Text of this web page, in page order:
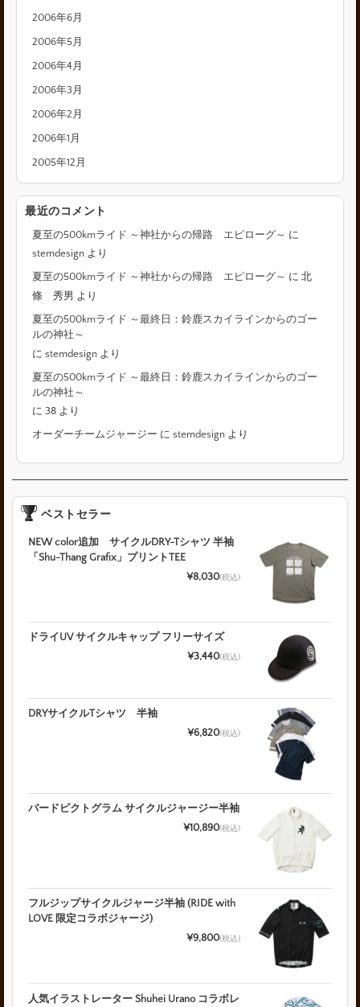
2006年6月
2006年5月
2006年4月
2006年3月
2006年2月
2006年1月
2005年12月
最近のコメント
夏至の500kmライド ～神社からの帰路 エピローグ～ に
stemdesign より
夏至の500kmライド ～神社からの帰路 エピローグ～ に北
條 秀男 より
夏至の500kmライド ～最終日：鈴鹿スカイラインからのゴー
ルの神社～
にstemdesign より
夏至の500kmライド ～最終日：鈴鹿スカイラインからのゴー
ルの神社～
に38 より
オーダーチームジャージー にstemdesign より
ベストセラー
NEW color追加 サイクルDRY-Tシャツ 半袖
「Shu-Thang Grafix」プリントTEE
¥8,030(税込)
ドライUV サイクルキャップ フリーサイズ
¥3,440(税込)
DRYサイクルTシャツ 半袖
¥6,820(税込)
バードピクトグラム サイクルジャージー半袖
¥10,890(税込)
フルジップサイクルジャージ半袖 (RIDE with
LOVE 限定コラボジャージ)
¥9,800(税込)
人気イラストレーター Shuhei Urano コラボレ